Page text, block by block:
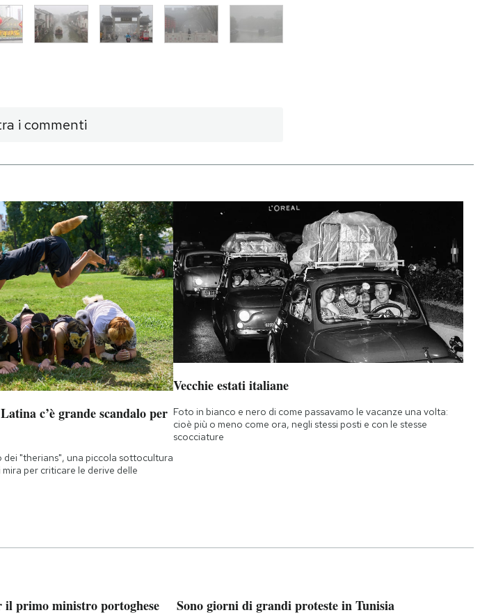
i commenti
c’è grande scandalo per
dei "therians", una piccola sottocultura
per criticare le derive delle
Vecchie estati italiane
Foto in bianco e nero di come passavamo le vacanze una volta:
cioè più o meno come ora, negli stessi posti e con le stesse
scocciature
il primo ministro portoghese Sono giorni di grandi proteste in Tunisia